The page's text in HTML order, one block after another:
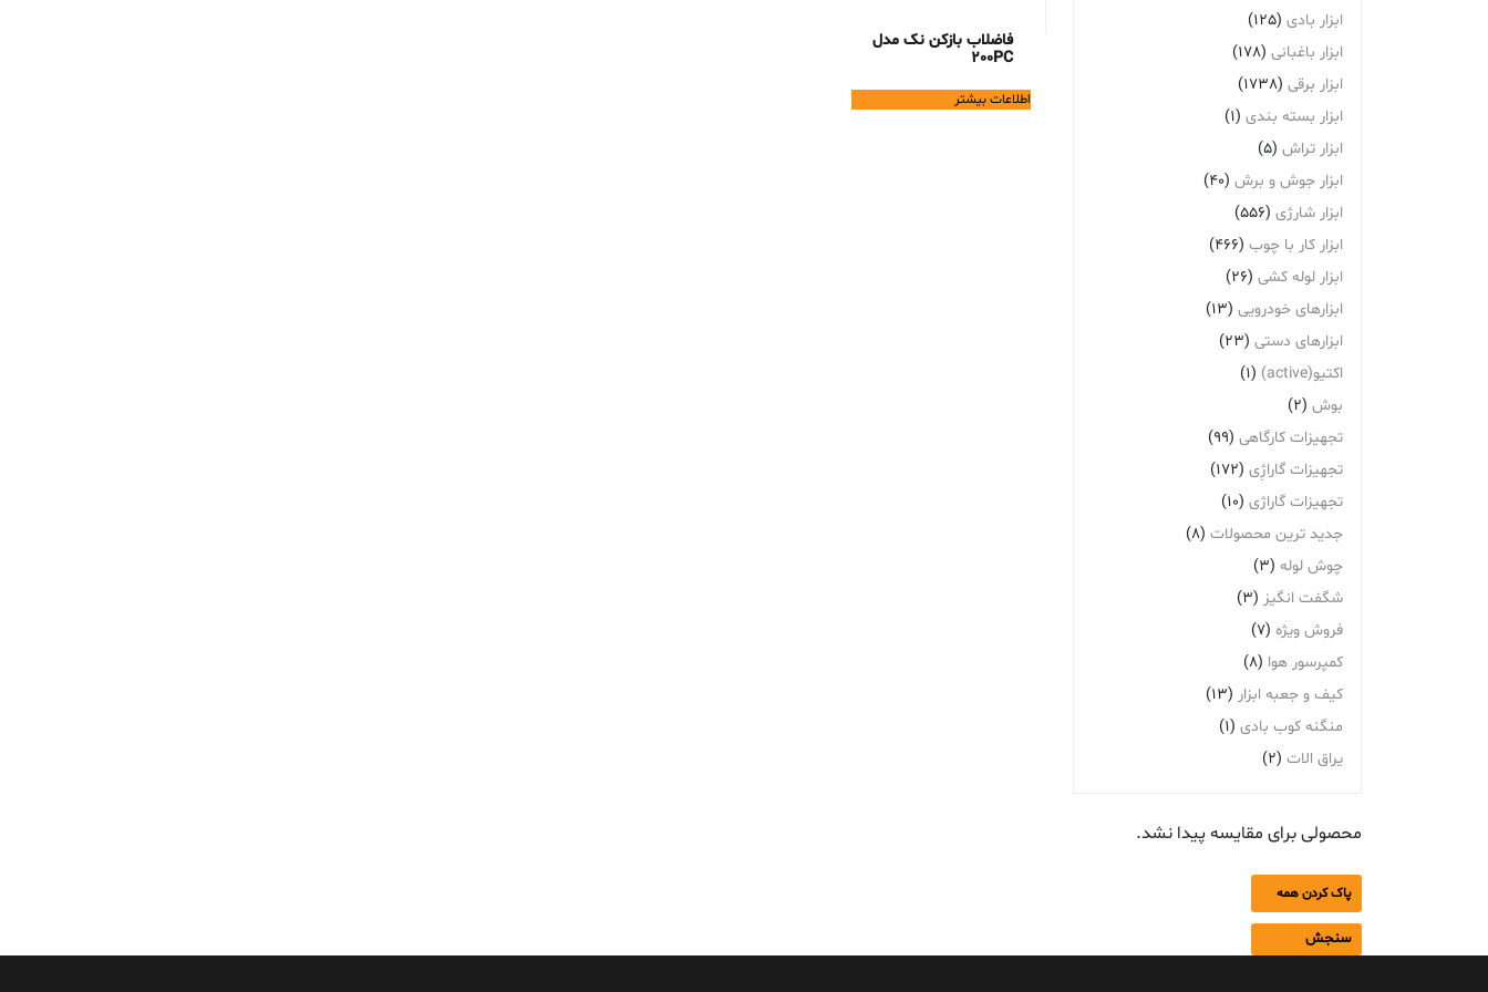
فاضلاب بازکن نک مدل
200PC
اطلاعات بیشتر
ابزار بادی (125)
ابزار باغبانی (178)
ابزار برقی (1738)
ابزار بسته بندی (1)
ابزار تراش (5)
ابزار جوش و برش (40)
ابزار شارژی (556)
ابزار کار با چوب (466)
ابزار لوله کشی (26)
ابزارهای خودرویی (13)
ابزارهای دستی (23)
اکتیو(active)
(1)
بوش (2)
تجهیزات کارگاهی (99)
تجهیزات گاراژِی (172)
تجهیزات گاراژی (10)
جدید ترین محصولات (8)
چوش لوله (3)
شگفت انگیز (3)
فروش ویژه (7)
کمپرسور هوا (8)
کیف و جعبه ابزار (13)
منگنه کوب بادی (1)
یراق الات (2)
محصولی برای مقایسه پیدا نشد.
پاک کردن همه
سنجش